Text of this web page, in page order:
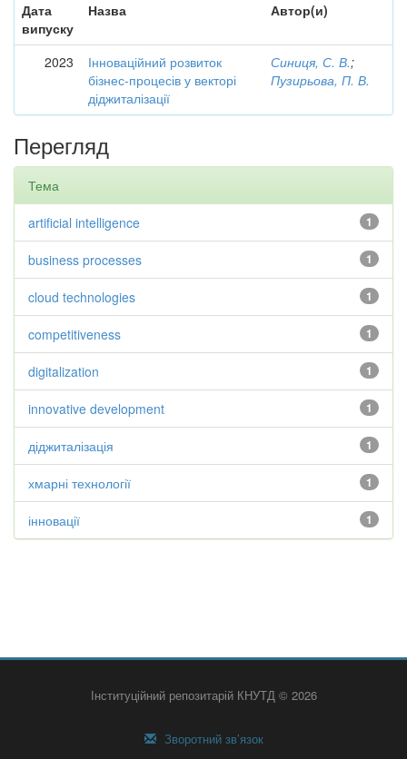
Дата
випуску
Назва Автор(и)
2023
Інноваційний розвиток
бізнес-процесів у векторі
діджиталізації
Синиця, С. В.;
Пузирьова, П. В.
Перегляд
Тема
1
artificial intelligence
1
business processes
1
cloud technologies
1
competitiveness
1
digitalization
1
innovative development
1
діджиталізація
1
хмарні технології
1
інновації
Інституційний репозитарій КНУТД © 2026
Зворотний зв’язок